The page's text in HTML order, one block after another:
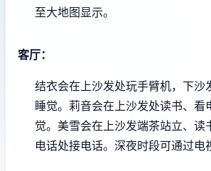
至大地图显示。
客厅：
结衣会在上沙发处玩手臂机，下沙
睡觉。 莉音会在上沙发处读书、看
觉。 美雪会在上沙发端茶站立、读
电话处接电话。 深夜时段可通过电